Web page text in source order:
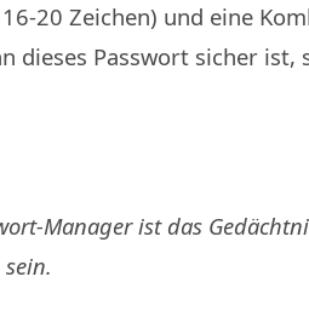
20 Zeichen) und eine
dieses Passwort sicher ist,
Manager ist das